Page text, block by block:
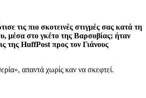
τις πιο σκοτεινές στιγμές σας κατά τη
μέσα στο γκέτο της Βαρσοβίας; ήταν
της HuffPost προς τον Γιάνους
απαντά χωρίς καν να σκεφτεί.